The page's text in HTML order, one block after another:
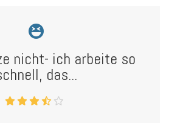
nicht- ich arbeite so
das...